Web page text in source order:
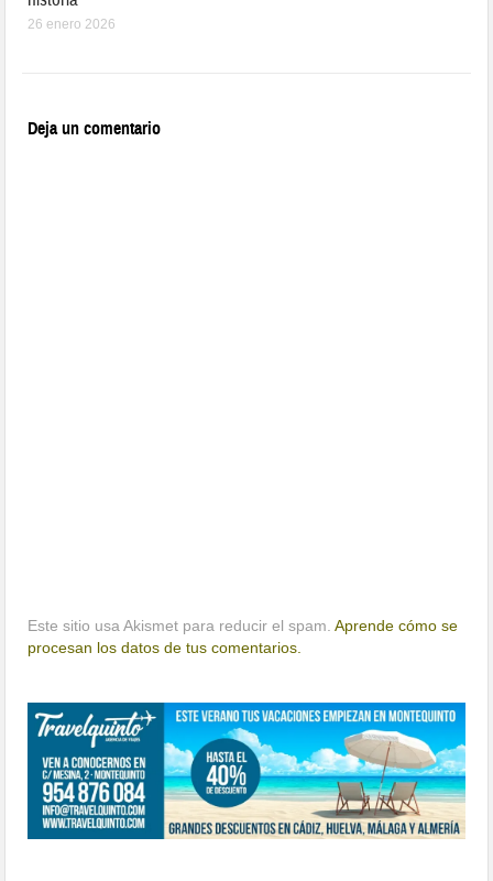
26 enero 2026
Deja un comentario
Este sitio usa Akismet para reducir el spam.Aprende cómo se
procesan los datos de tus comentarios.